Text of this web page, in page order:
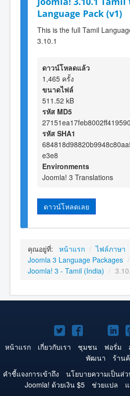
Language Pack (v1)
This is the full Tamil
3.10.1
ดาวน์โหลดแล้ว
1,465 ครั้ง
ขนาดไฟล์
511.52 kB
รหัส MD5
รหัส SHA1
e3e8
Environments
Joomla! 3 Translations
ดาวน์โหลดเลย
คุณอยู่ที่: หน้าแรก / ไฟล์ภาษา
Joomla 3 Language Packages /
Joomla! 3 - Tamil (India) /
Joomla!
บน
Twitter
Joomla!
บน
Facebook
บน บน
หน้าแรก เกี่ยวกับเรา ชุมชน ฟอรั่ม
พัฒนา
ร้าน
คำชี้แจงการเข้าถึง
นโยบายความเป็นส่
Joomla! ด้วยเงิน $5
ช่วยแปล